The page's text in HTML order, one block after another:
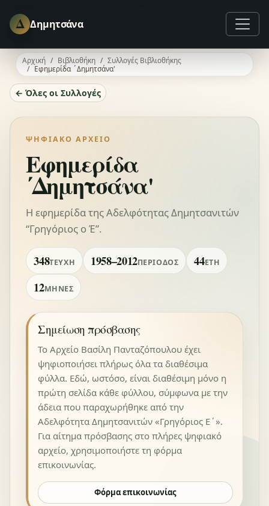
Δ Δημητσάνα
Αρχική Βιβλιοθήκη
Συλλογές Βιβλιοθήκης
Εφημερίδα ΄Δημητσάνα'
← Όλες οι Συλλογές
ΨΗΦΙΑΚΌ ΑΡΧΕΊΟ
Εφημερίδα
΄Δημητσάνα'
Η εφημερίδα της Αδελφότητας Δημητσανιτών
“Γρηγόριος ο Έ”.
348ΤΕΎΧΗ 1958–2012ΠΕΡΊΟΔΟΣ 44ΈΤΗ
12ΜΉΝΕΣ
Σημείωση πρόσβασης
Το Αρχείο Βασίλη Πανταζόπουλου έχει
ψηφιοποιήσει πλήρως όλα τα διαθέσιμα
φύλλα. Εδώ, ωστόσο, είναι διαθέσιμη μόνο η
πρώτη σελίδα κάθε φύλλου, σύμφωνα με την
άδεια που παραχωρήθηκε από την
Αδελφότητα Δημητσανιτών «Γρηγόριος Ε΄».
Για αίτημα πρόσβασης στο πλήρες ψηφιακό
αρχείο, χρησιμοποιήστε τη φόρμα
επικοινωνίας.
Φόρμα επικοινωνίας